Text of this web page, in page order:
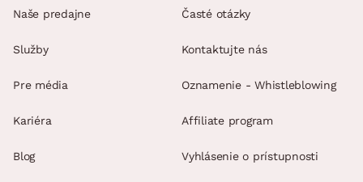
Naše predajne
Služby
Pre média
Kariéra
Blog
Časté otázky
Kontaktujte nás
Oznamenie - Whistleblowing
Affiliate program
Vyhlásenie o prístupnosti